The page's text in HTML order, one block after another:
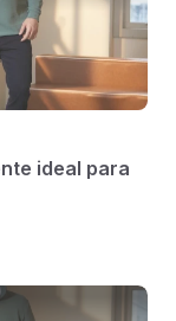
ideal para